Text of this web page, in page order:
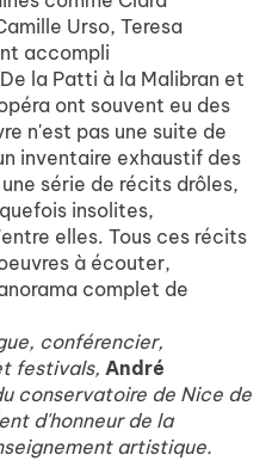
Urso, Teresa
accompli
la Patti à la Malibran et
ont souvent eu des
n'est pas une suite de
inventaire exhaustif des
série de récits drôles,
insolites,
elles. Tous ces récits
à écouter,
complet de
conférencier,
festivals, André
conservatoire de Nice de
d'honneur de la
artistique.